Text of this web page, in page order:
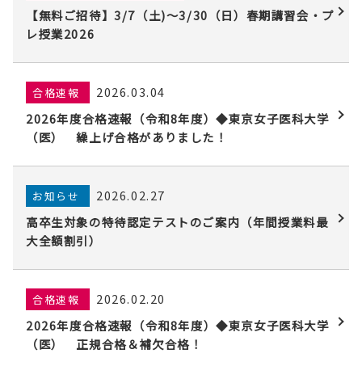
【無料ご招待】3/7（土)〜3/30（日）春期講習会・プ
レ授業2026
合格速報
2026.03.04
2026年度合格速報（令和8年度）◆東京女子医科大学
（医） 繰上げ合格がありました！
お知らせ
2026.02.27
高卒生対象の特待認定テストのご案内（年間授業料最
大全額割引）
合格速報
2026.02.20
2026年度合格速報（令和8年度）◆東京女子医科大学
（医） 正規合格＆補欠合格！